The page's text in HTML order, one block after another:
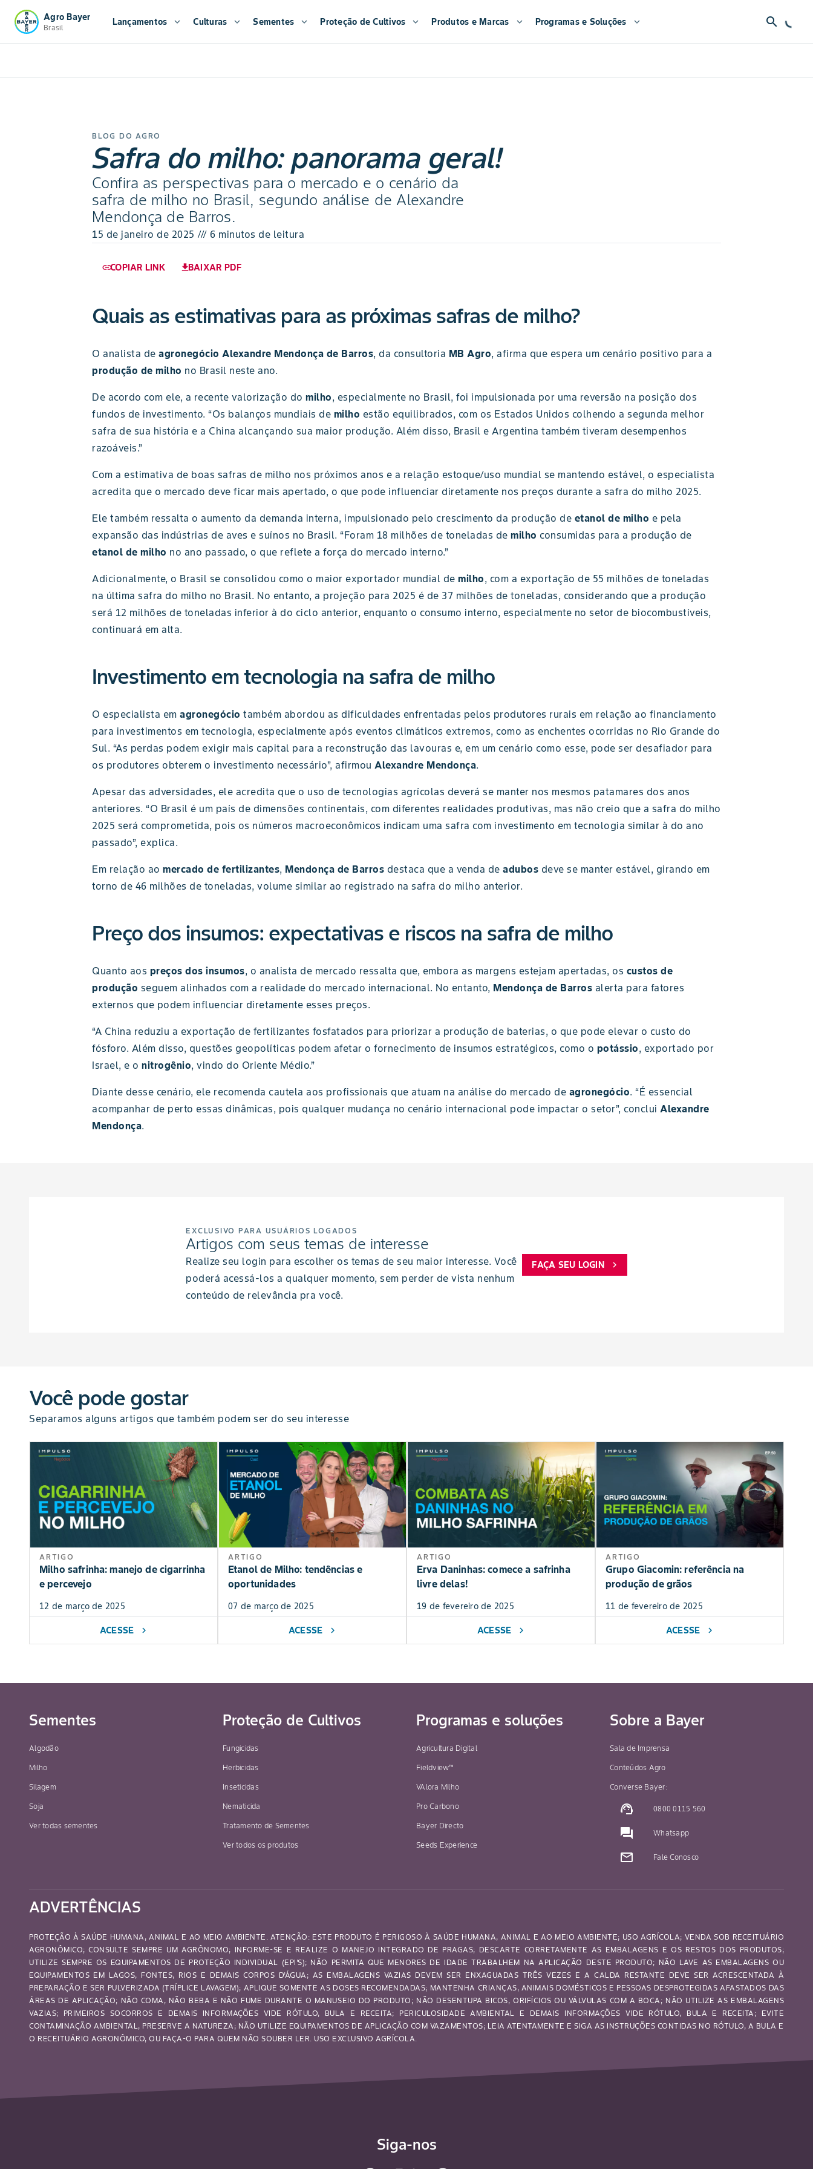
Agro Bayer
Brasil
Lançamentos expand_more Culturas expand_more Sementes expand_more Proteção de Cultivos expand_more Produtos e Marcas expand_more Programas e Soluções expand_more search
BLOG DO AGRO
Safra do milho: panorama geral!
Confira as perspectivas para o mercado e o cenário da
safra de milho no Brasil, segundo análise de Alexandre
Mendonça de Barros.
15 de janeiro de 2025 /// 6 minutos de leitura
COPIAR LINK
link BAIXAR PDF
download
Quais as estimativas para as próximas safras de milho?
O analista de agronegócio Alexandre Mendonça de Barros, da consultoria MB Agro, afirma que espera um cenário positivo para a
produção de milho no Brasil neste ano.
De acordo com ele, a recente valorização do milho, especialmente no Brasil, foi impulsionada por uma reversão na posição dos
fundos de investimento. “Os balanços mundiais de milho estão equilibrados, com os Estados Unidos colhendo a segunda melhor
safra de sua história e a China alcançando sua maior produção. Além disso, Brasil e Argentina também tiveram desempenhos
razoáveis.”
Com a estimativa de boas safras de milho nos próximos anos e a relação estoque/uso mundial se mantendo estável, o especialista
acredita que o mercado deve ficar mais apertado, o que pode influenciar diretamente nos preços durante a safra do milho 2025.
Ele também ressalta o aumento da demanda interna, impulsionado pelo crescimento da produção de etanol de milho e pela
expansão das indústrias de aves e suínos no Brasil. “Foram 18 milhões de toneladas de milho consumidas para a produção de
etanol de milho no ano passado, o que reflete a força do mercado interno.”
Adicionalmente, o Brasil se consolidou como o maior exportador mundial de milho, com a exportação de 55 milhões de toneladas
na última safra do milho no Brasil. No entanto, a projeção para 2025 é de 37 milhões de toneladas, considerando que a produção
será 12 milhões de toneladas inferior à do ciclo anterior, enquanto o consumo interno, especialmente no setor de biocombustíveis,
continuará em alta.
Investimento em tecnologia na safra de milho
O especialista em agronegócio também abordou as dificuldades enfrentadas pelos produtores rurais em relação ao financiamento
para investimentos em tecnologia, especialmente após eventos climáticos extremos, como as enchentes ocorridas no Rio Grande do
Sul. “As perdas podem exigir mais capital para a reconstrução das lavouras e, em um cenário como esse, pode ser desafiador para
os produtores obterem o investimento necessário”, afirmou Alexandre Mendonça.
Apesar das adversidades, ele acredita que o uso de tecnologias agrícolas deverá se manter nos mesmos patamares dos anos
anteriores. “O Brasil é um país de dimensões continentais, com diferentes realidades produtivas, mas não creio que a safra do milho
2025 será comprometida, pois os números macroeconômicos indicam uma safra com investimento em tecnologia similar à do ano
passado”, explica.
Em relação ao mercado de fertilizantes, Mendonça de Barros destaca que a venda de adubos deve se manter estável, girando em
torno de 46 milhões de toneladas, volume similar ao registrado na safra do milho anterior.
Preço dos insumos: expectativas e riscos na safra de milho
Quanto aos preços dos insumos, o analista de mercado ressalta que, embora as margens estejam apertadas, os custos de
produção seguem alinhados com a realidade do mercado internacional. No entanto, Mendonça de Barros alerta para fatores
externos que podem influenciar diretamente esses preços.
“A China reduziu a exportação de fertilizantes fosfatados para priorizar a produção de baterias, o que pode elevar o custo do
fósforo. Além disso, questões geopolíticas podem afetar o fornecimento de insumos estratégicos, como o potássio, exportado por
Israel, e o nitrogênio, vindo do Oriente Médio.”
Diante desse cenário, ele recomenda cautela aos profissionais que atuam na análise do mercado de agronegócio. “É essencial
acompanhar de perto essas dinâmicas, pois qualquer mudança no cenário internacional pode impactar o setor”, conclui Alexandre
Mendonça.
EXCLUSIVO PARA USUÁRIOS LOGADOS
Artigos com seus temas de interesse
Realize seu login para escolher os temas de seu maior interesse. Você
poderá acessá-los a qualquer momento, sem perder de vista nenhum
conteúdo de relevância pra você.
FAÇA SEU LOGIN chevron_right
Você pode gostar
Separamos alguns artigos que também podem ser do seu interesse
ARTIGO
Milho safrinha: manejo de cigarrinha
e percevejo
12 de março de 2025
ACESSE chevron_right
ARTIGO
Etanol de Milho: tendências e
oportunidades
07 de março de 2025
ACESSE chevron_right
ARTIGO
Erva Daninhas: comece a safrinha
livre delas!
19 de fevereiro de 2025
ACESSE chevron_right
ARTIGO
Grupo Giacomin: referência na
produção de grãos
11 de fevereiro de 2025
ACESSE chevron_right
Sementes
Algodão
Milho
Silagem
Soja
Ver todas sementes
Proteção de Cultivos
Fungicidas
Herbicidas
Inseticidas
Nematicida
Tratamento de Sementes
Ver todos os produtos
Programas e soluções
Agricultura Digital
Fieldview™
VAlora Milho
Pro Carbono
Bayer Directo
Seeds Experience
Sobre a Bayer
Sala de Imprensa
Conteúdos Agro
Converse Bayer:
support_agent 0800 0115 560
question_answer Whatsapp
mail_outline Fale Conosco
ADVERTÊNCIAS
PROTEÇÃO À SAÚDE HUMANA, ANIMAL E AO MEIO AMBIENTE. ATENÇÃO: ESTE PRODUTO É PERIGOSO À SAÚDE HUMANA, ANIMAL E AO MEIO AMBIENTE; USO AGRÍCOLA; VENDA SOB RECEITUÁRIO
AGRONÔMICO; CONSULTE SEMPRE UM AGRÔNOMO; INFORME-SE E REALIZE O MANEJO INTEGRADO DE PRAGAS; DESCARTE CORRETAMENTE AS EMBALAGENS E OS RESTOS DOS PRODUTOS;
UTILIZE SEMPRE OS EQUIPAMENTOS DE PROTEÇÃO INDIVIDUAL (EPI’S); NÃO PERMITA QUE MENORES DE IDADE TRABALHEM NA APLICAÇÃO DESTE PRODUTO; NÃO LAVE AS EMBALAGENS OU
EQUIPAMENTOS EM LAGOS, FONTES, RIOS E DEMAIS CORPOS D’ÁGUA; AS EMBALAGENS VAZIAS DEVEM SER ENXAGUADAS TRÊS VEZES E A CALDA RESTANTE DEVE SER ACRESCENTADA À
PREPARAÇÃO E SER PULVERIZADA (TRÍPLICE LAVAGEM); APLIQUE SOMENTE AS DOSES RECOMENDADAS; MANTENHA CRIANÇAS, ANIMAIS DOMÉSTICOS E PESSOAS DESPROTEGIDAS AFASTADOS DAS
ÁREAS DE APLICAÇÃO; NÃO COMA, NÃO BEBA E NÃO FUME DURANTE O MANUSEIO DO PRODUTO; NÃO DESENTUPA BICOS, ORIFÍCIOS OU VÁLVULAS COM A BOCA; NÃO UTILIZE AS EMBALAGENS
VAZIAS; PRIMEIROS SOCORROS E DEMAIS INFORMAÇÕES VIDE RÓTULO, BULA E RECEITA; PERICULOSIDADE AMBIENTAL E DEMAIS INFORMAÇÕES VIDE RÓTULO, BULA E RECEITA; EVITE
CONTAMINAÇÃO AMBIENTAL, PRESERVE A NATUREZA; NÃO UTILIZE EQUIPAMENTOS DE APLICAÇÃO COM VAZAMENTOS; LEIA ATENTAMENTE E SIGA AS INSTRUÇÕES CONTIDAS NO RÓTULO, A BULA E
O RECEITUÁRIO AGRONÔMICO, OU FAÇA-O PARA QUEM NÃO SOUBER LER. USO EXCLUSIVO AGRÍCOLA.
Siga-nos